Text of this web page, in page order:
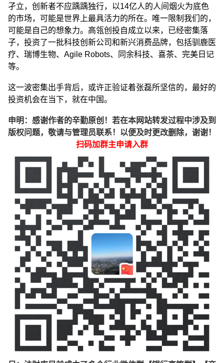
孑立，创新者不应踽踽独行，以14亿人的人间烟火为底色
的市场，可能是世界上最具活力的所在。唯一限制我们的，
可能是自己的想象力。高瓴创投自成立以来，已经密集落
子，投资了一批科技创新公司和新兴消费品牌，包括驯鹿医
疗、瑞博生物、Agile Robots、同余科技、喜茶、完美日记
等。
这一波密集出手背后，或许正验证着张磊所坚信的，最好的
投资机会在当下，就在中国。
申明：感谢作者的辛勤原创！若在本网站转发过程中涉及到
版权问题，敬请与管理员联系！以便及时更改删除，谢谢！
扫码加群主申请入群